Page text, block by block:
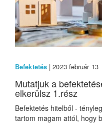
Befektetés | 2023 február 13
Mutatjuk a
elkerülsz 1.rész
Befektetés hitelből -
tartom magam attól, hogy